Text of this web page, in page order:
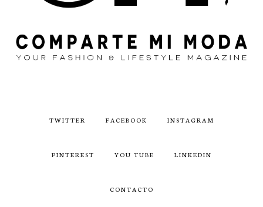
TWITTER FACEBOOK INSTAGRAM
PINTEREST YOU TUBE LINKEDIN
CONTACTO